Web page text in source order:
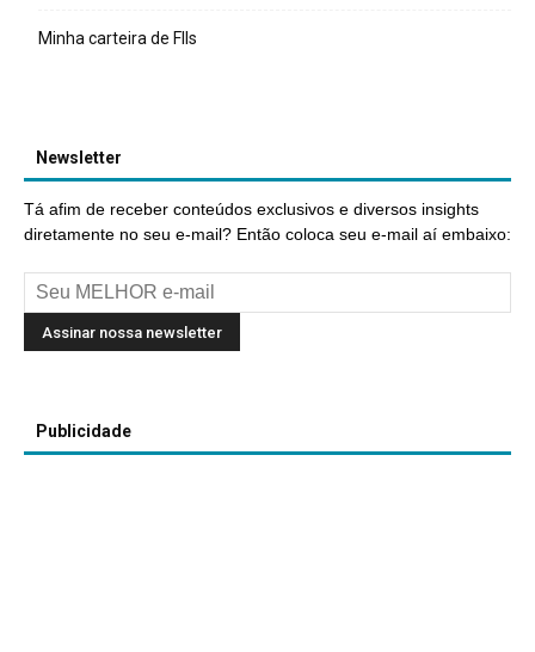
Minha carteira de FIIs
Newsletter
Tá afim de receber conteúdos exclusivos e diversos insights
diretamente no seu e-mail? Então coloca seu e-mail aí embaixo:
Publicidade